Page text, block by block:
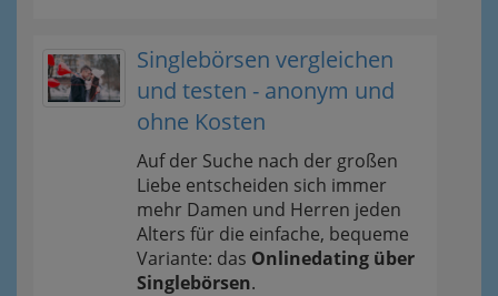
Singlebörsen vergleichen
und testen - anonym und
ohne Kosten
Auf der Suche nach der großen
Liebe entscheiden sich immer
mehr Damen und Herren jeden
Alters für die einfache, bequeme
Variante: das Onlinedating über
Singlebörsen.